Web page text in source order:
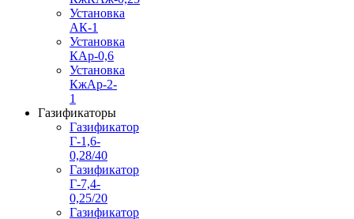
Установка
АК-1
Установка
КАр-0,6
Установка
КжАр-2-
1
Газификаторы
Газификатор
Г-1,6-
0,28/40
Газификатор
Г-7,4-
0,25/20
Газификатор